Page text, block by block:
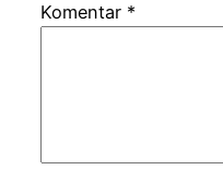
Komentar *